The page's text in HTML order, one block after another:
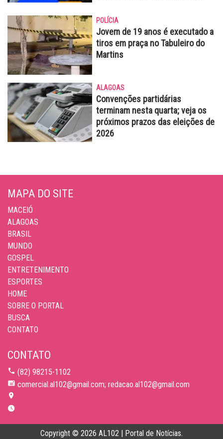
POLÍCIA
Jovem de 19 anos é executado a
tiros em praça no Tabuleiro do
Martins
ALAGOAS
Convenções partidárias
terminam nesta quarta; veja os
próximos prazos das eleições de
2026
MAPA DO SITE
MACEIÓ
ALAGOAS
BRASIL
MUNDO
GOSPEL
ENTRETENIMENTO
ESPORTES
HOME
SOBRE O PORTAL
BUSCA
CONTATO
CONTATO
(82) 98215-1102
comercial.al102@gmail.com; redacao.al102@gmail.com
Copyright © 2026 AL102 | Portal de Notícias.